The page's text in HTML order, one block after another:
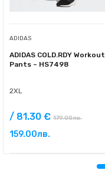
ADIDAS
ADIDAS COLD.RDY Workout
Pants – HS7498
2XL
/ 81.30 € 179.00лв.
159.00лв.